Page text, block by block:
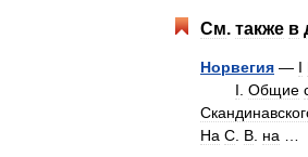
См. также в
Норвегия — I
I Общие
На С В на